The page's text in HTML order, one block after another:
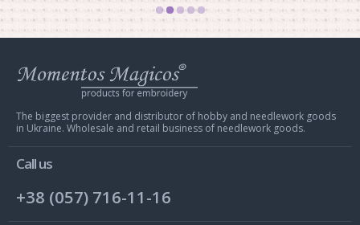
Web
store
Mit
The biggest provider and distributor of hobby and needlework goods
in Ukraine. Wholesale and retail business of needlework goods.
Call us
+38 (057) 716-11-16